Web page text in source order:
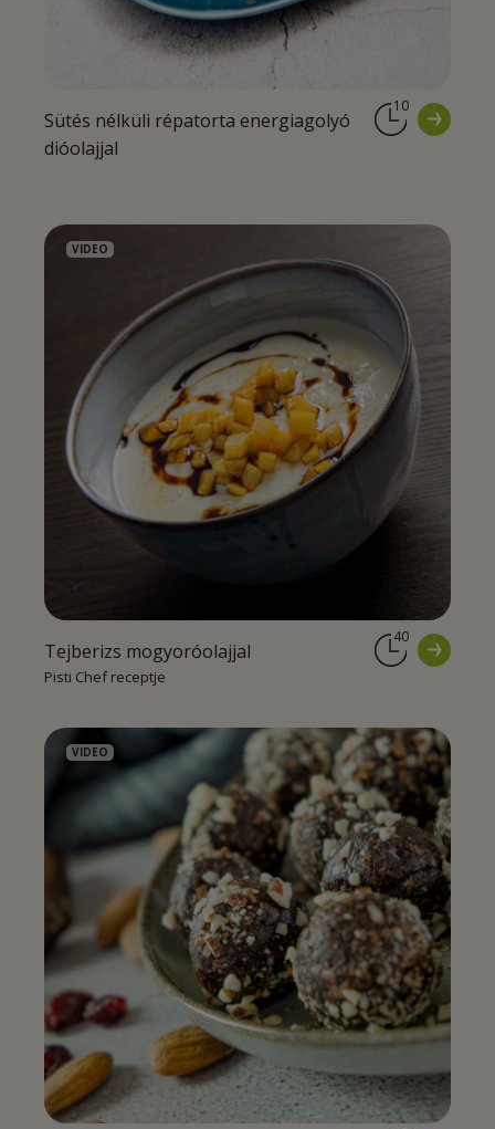
Sütés nélküli répatorta energiagolyó
dióolajjal
10
VIDEO
Tejberizs mogyoróolajjal
Pisti Chef receptje
40
VIDEO